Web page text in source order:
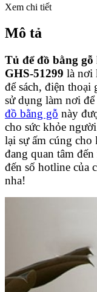
Xem chi tiết
Mô tả
Tủ để đồ bằng
GHS-51299 là nơi
để sách, điện
sử dụng làm nơi
đồ bằng gỗ này
cho sức khỏe
lại sự ấm cúng
đang quan tâm
đến số hotline của
nha!